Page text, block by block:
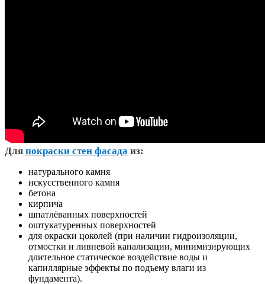
Для покраски стен фасада из:
натурального камня
искусственного камня
бетона
кирпича
шпатлёванных поверхностей
оштукатуренных поверхностей
для окраски цоколей (при наличии гидроизоляции,
отмостки и ливневой канализации, минимизирующих
длительное статическое воздействие воды и
капиллярные эффекты по подъему влаги из
фундамента).